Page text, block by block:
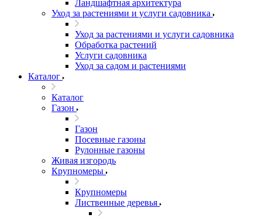
Ландшафтная архитектура
Уход за растениями и услуги садовника
Уход за растениями и услуги садовника
Обработка растений
Услуги садовника
Уход за садом и растениями
Каталог
Каталог
Газон
Газон
Посевные газоны
Рулонные газоны
Живая изгородь
Крупномеры
Крупномеры
Лиственные деревья